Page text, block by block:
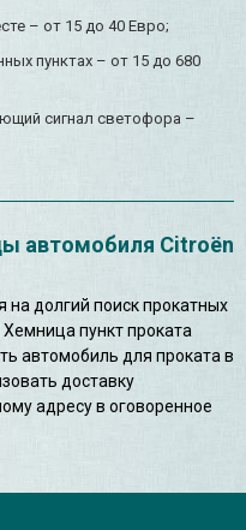
– от 15 до 40 Евро;
пунктах – от 15 до 680
сигнал светофора –
автомобиля Citroën
на долгий поиск прокатных
пункт проката
автомобиль для проката в
доставку
адресу в оговоренное